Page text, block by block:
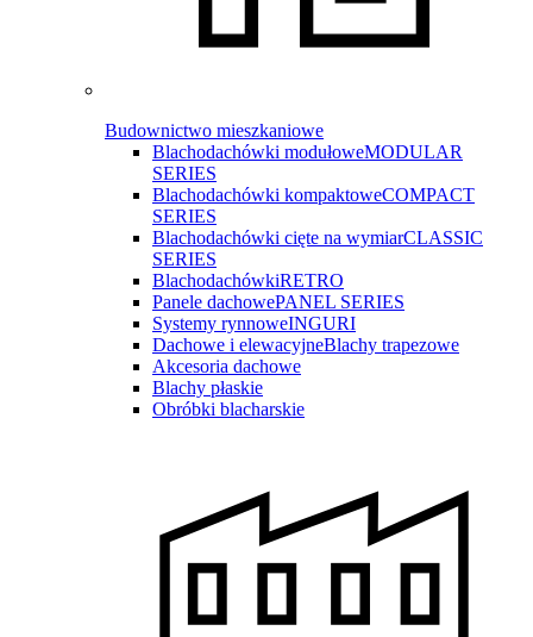
Budownictwo mieszkaniowe
Blachodachówki modułoweMODULAR
SERIES
Blachodachówki kompaktoweCOMPACT
SERIES
Blachodachówki cięte na wymiarCLASSIC
SERIES
BlachodachówkiRETRO
Panele dachowePANEL SERIES
Systemy rynnoweINGURI
Dachowe i elewacyjneBlachy trapezowe
Akcesoria dachowe
Blachy płaskie
Obróbki blacharskie